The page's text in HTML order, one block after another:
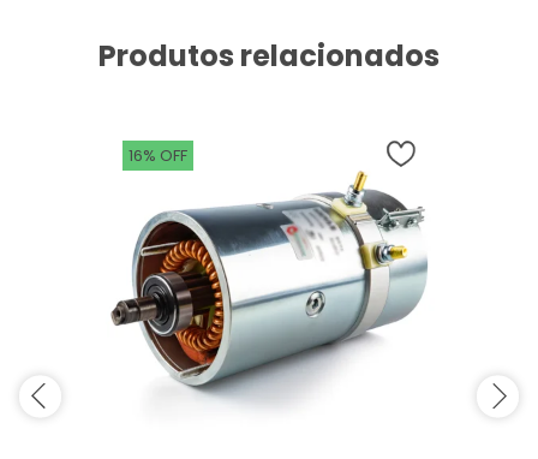
Produtos relacionados
16% OFF